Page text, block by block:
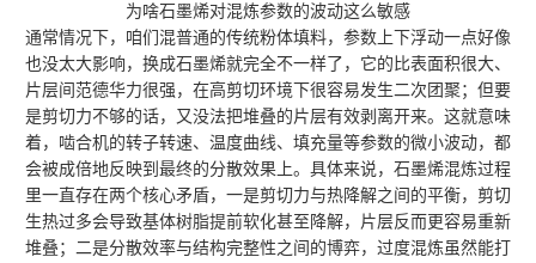
为啥石墨烯对混炼参数的波动这么敏感
通常情况下，咱们混普通的传统粉体填料，参数上下浮动一点好像
也没太大影响，换成石墨烯就完全不一样了，它的比表面积很大、
片层间范德华力很强，在高剪切环境下很容易发生二次团聚；但要
是剪切力不够的话，又没法把堆叠的片层有效剥离开来。这就意味
着，啮合机的转子转速、温度曲线、填充量等参数的微小波动，都
会被成倍地反映到最终的分散效果上。具体来说，石墨烯混炼过程
里一直存在两个核心矛盾，一是剪切力与热降解之间的平衡，剪切
生热过多会导致基体树脂提前软化甚至降解，片层反而更容易重新
堆叠；二是分散效率与结构完整性之间的博弈，过度混炼虽然能打